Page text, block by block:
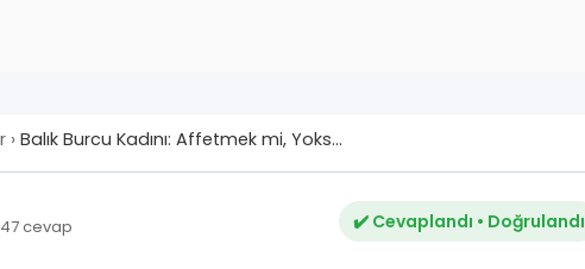
› Balık Burcu Kadını: Affetmek mi, Yoks...
cevap ✔️ Cevaplandı • Doğrulandı